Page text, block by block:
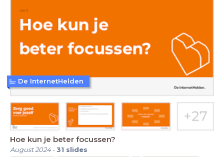
Hoe kun je beter focussen?
August 2024-31 slides
De InternetHelden